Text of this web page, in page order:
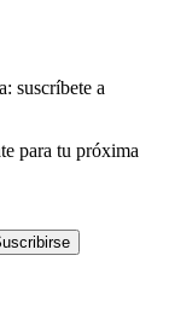
suscríbete a
para tu próxima